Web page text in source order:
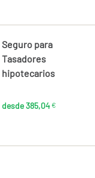
Calcúlalo ahora
Seguro para
Tasadores
hipotecarios
desde 385,04 €